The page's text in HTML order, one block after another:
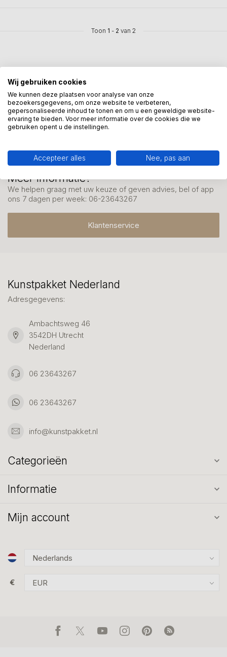
Toon 1 - 2 van 2
Meer informatie?
We helpen graag met uw keuze of geven advies, bel of app
ons 7 dagen per week: 06-23643267
Klantenservice
Mis onze nieuwsbrief niet
Schrijf je in en ontvang onze nieuwe aanbiedingen
Kunstpakket Nederland
Adresgegevens:
Ambachtsweg 46
3542DH Utrecht
Nederland
06 23643267
06 23643267
info@kunstpakket.nl
Categorieën
Informatie
Mijn account
€
Wij gebruiken cookies
We kunnen deze plaatsen voor analyse van onze
bezoekersgegevens, om onze website te verbeteren,
gepersonaliseerde inhoud te tonen en om u een geweldige website-
ervaring te bieden. Voor meer informatie over de cookies die we
gebruiken opent u de instellingen.
Accepteer alles Nee, pas aan